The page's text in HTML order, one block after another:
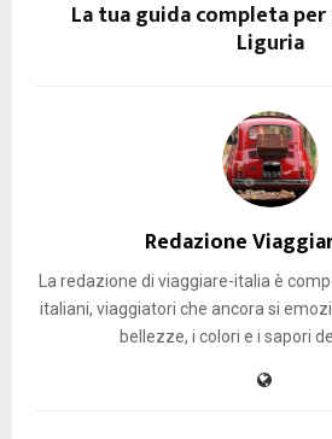
La tua guida completa per
Liguria
Redazione
La redazione di viaggiare-italia è
italiani, viaggiatori che ancora si
bellezze, i colori e i sapori